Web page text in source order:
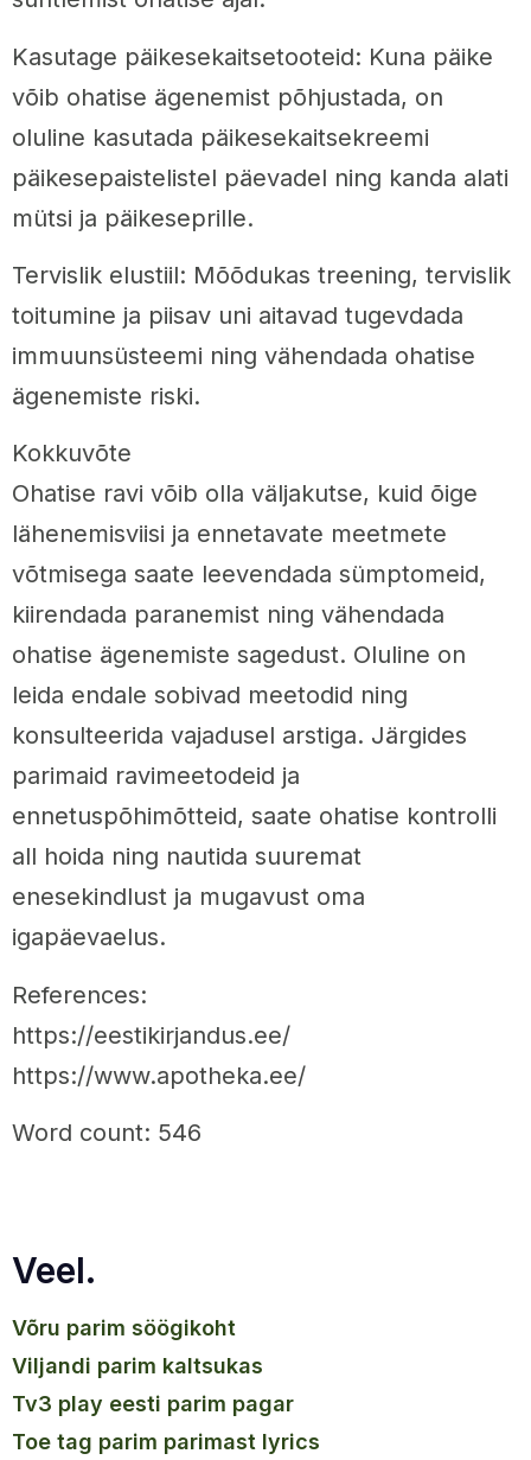
Kasutage päikesekaitsetooteid: Kuna päike
võib ohatise ägenemist põhjustada, on
oluline kasutada päikesekaitsekreemi
päikesepaistelistel päevadel ning kanda alati
mütsi ja päikeseprille.
Tervislik elustiil: Mõõdukas treening, tervislik
toitumine ja piisav uni aitavad tugevdada
immuunsüsteemi ning vähendada ohatise
ägenemiste riski.
Kokkuvõte
Ohatise ravi võib olla väljakutse, kuid õige
lähenemisviisi ja ennetavate meetmete
võtmisega saate leevendada sümptomeid,
kiirendada paranemist ning vähendada
ohatise ägenemiste sagedust. Oluline on
leida endale sobivad meetodid ning
konsulteerida vajadusel arstiga. Järgides
parimaid ravimeetodeid ja
ennetuspõhimõtteid, saate ohatise kontrolli
all hoida ning nautida suuremat
enesekindlust ja mugavust oma
igapäevaelus.
References:
https://eestikirjandus.ee/
https://www.apotheka.ee/
Word count: 546
Veel.
võru parim söögikoht
viljandi parim kaltsukas
tv3 play eesti parim pagar
toe tag parim parimast lyrics